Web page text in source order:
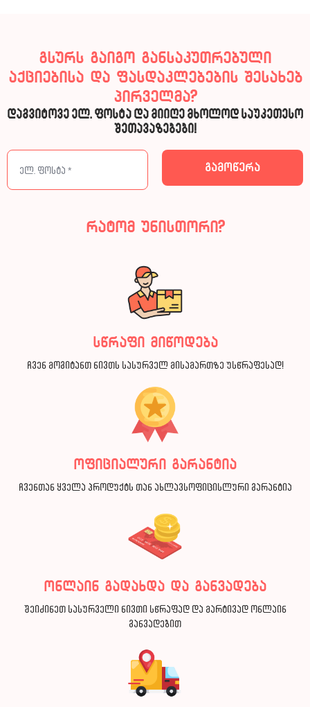
გსურს გაიგო განსაკუთრებული
აქციებისა და ფასდაკლებების შესახებ
პირველმა?
დაგვიტოვე ელ. ფოსტა და მიიღე მხოლოდ საუკეთესო
შეთავაზებები!
რატომ უნისთორი?
სწრაფი მიწოდება
ჩვენ მოგიტანთ ნივთს სასურველ მისამართზე უსწრაფესად!
ოფიციალური გარანტია
ჩვენთან ყველა პროდუქტს თან ახლავსოფიცისლური გარანტია
ონლაინ გადახდა და განვადება
შეიძინეთ სასურველი ნივთი სწრაფად და მარტივად ონლაინ
განვადებით